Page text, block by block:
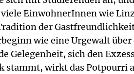
EinwohnerInnen wie
der
wie eine Urgewalt
sich den
stammt, wirkt das Potpourri